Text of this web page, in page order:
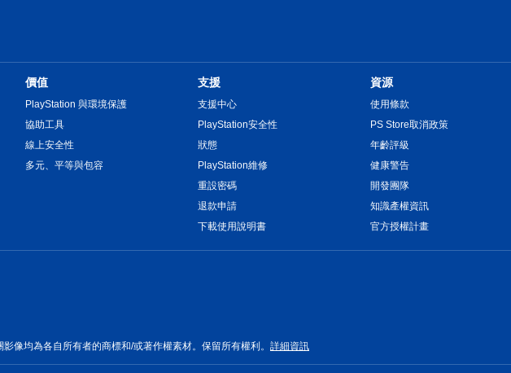
價值
PlayStation 與環境保護
協助工具
線上安全性
多元、平等與包容
支援
支援中心
PlayStation安全性
狀態
PlayStation維修
重設密碼
退款申請
下載使用說明書
資源
使用條款
PS Store取消政策
年齡評級
健康警告
開發團隊
知識產權資訊
官方授權計畫
像均為各自所有者的商標和/或著作權素材。保留所有權利。 詳細資訊